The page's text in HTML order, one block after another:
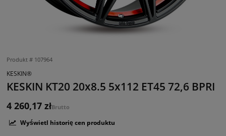
Produkt # 107964
KESKIN®
KESKIN KT20 20x8.5 5x112 ET45 72,6 BPRI
4 260,17 złBrutto
Wyświetl historię cen produktu